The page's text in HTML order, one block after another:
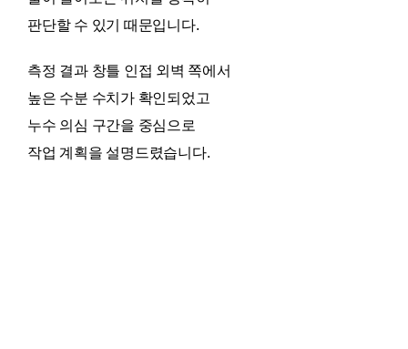
판단할 수 있기 때문입니다.
측정 결과 창틀 인접 외벽 쪽에서
높은 수분 수치가 확인되었고
누수 의심 구간을 중심으로
작업 계획을 설명드렸습니다.